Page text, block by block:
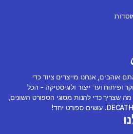
אנחנו מייצרים ציוד כדי
ועד ייצור ולוגיסטיקה - הכל
שצריך כדי להנות מסוגי הספורט השונים,